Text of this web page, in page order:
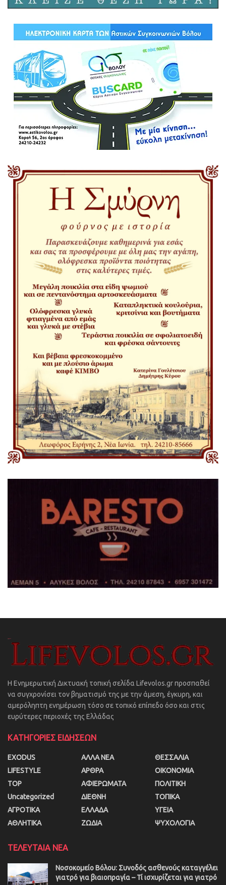
Η Ενημερωτική Δικτυακή τοπική σελίδα Lifevolos.gr προσπαθεί
να συγχρονίσει τον βηματισμό της με την άμεση, έγκυρη, και
αμερόληπτη ενημέρωση τόσο σε τοπικό επίπεδο όσο και στις
ευρύτερες περιοχές της Ελλάδας
ΚΑΤΗΓΟΡΙΕΣ ΕΙΔΗΣΕΩΝ
EXODUS
LIFESTYLE
TOP
Uncategorized
ΑΓΡΟΤΙΚΑ
ΑΘΛΗΤΙΚΑ
ΑΛΛΑ ΝΕΑ
ΑΡΘΡΑ
ΑΦΙΕΡΩΜΑΤΑ
ΔΙΕΘΝΗ
ΕΛΛΑΔΑ
ΖΩΔΙΑ
ΘΕΣΣΑΛΙΑ
ΟΙΚΟΝΟΜΙΑ
ΠΟΛΙΤΙΚΗ
ΤΟΠΙΚΑ
ΥΓΕΙΑ
ΨΥΧΟΛΟΓΙΑ
ΤΕΛΕΥΤΑΙΑ ΝΕΑ
Νοσοκομείο Βόλου: Συνοδός ασθενούς καταγγέλει
γιατρό για βιαιοπραγία – Τί ισχυρίζεται για γιατρό